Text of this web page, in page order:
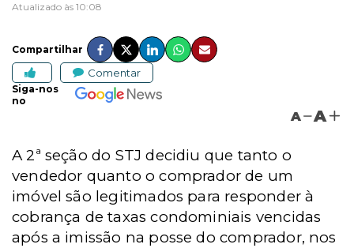
Atualizado às 10:08
Compartilhar
Comentar
Siga-nos
no
A A
A 2ª seção do STJ decidiu que tanto o
vendedor quanto o comprador de um
imóvel são legitimados para responder à
cobrança de taxas condominiais vencidas
após a imissão na posse do comprador, nos